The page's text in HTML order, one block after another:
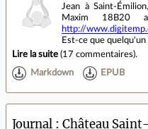
Jean à Saint-
Maxim 18B20
http://
Est-ce que
Lire la suite (17 commentaires).
Markdown EPUB
Journal Château